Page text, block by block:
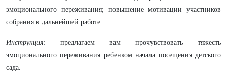
эмоционального переживания; повышение мотивации участников
собрания к дальнейшей работе.
Инструкция: предлагаем вам прочувствовать тяжесть
эмоционального переживания ребенком начала посещения детского
сада.